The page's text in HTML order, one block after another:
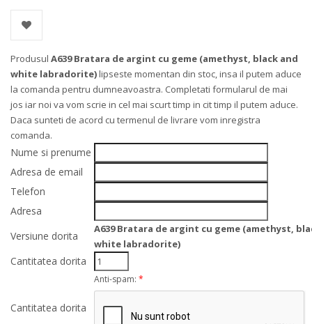
Produsul A639 Bratara de argint cu geme (amethyst, black and
white labradorite)lipseste momentan din stoc, insa il putem aduce
la comanda pentru dumneavoastra. Completati formularul de mai
jos iar noi va vom scrie in cel mai scurt timp in cit timp il putem aduce.
Daca sunteti de acord cu termenul de livrare vom inregistra
comanda.
Nume si prenume
Adresa de email
Telefon
Adresa
Versiune dorita
A639 Bratara de argint cu geme (amethyst,
white labradorite)
Cantitatea dorita
Cantitatea dorita
Anti-spam: *